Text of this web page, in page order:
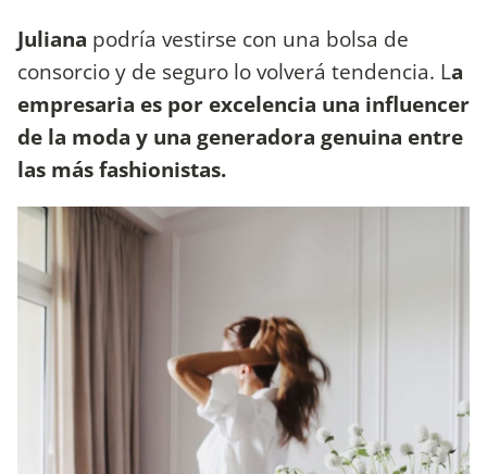
Juliana podría vestirse con una bolsa de
consorcio y de seguro lo volverá tendencia. La
empresaria es por excelencia una influencer
de la moda y una generadora genuina entre
las más fashionistas.